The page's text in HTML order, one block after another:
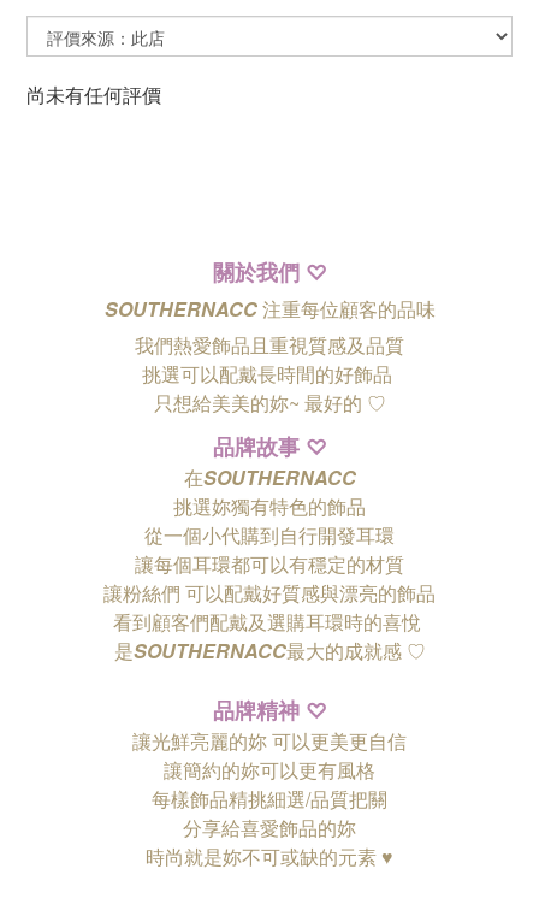
尚未有任何評價
關於我們 ♡
SOUTHERNACC注重每位顧客的品味
我們熱愛飾品且重視質感及品質
挑選可以配戴長時間的好飾品
只想給美美的妳~ 最好的 ♡
品牌故事 ♡
在SOUTHERNACC
挑選妳獨有特色的飾品
從一個小代購到自行開發耳環
讓每個耳環都可以有穩定的材質
讓粉絲們 可以配戴好質感與漂亮的飾品
看到顧客們配戴及選購耳環時的喜悅
是SOUTHERNACC最大的成就感 ♡
品牌精神 ♡
讓光鮮亮麗的妳 可以更美更自信
讓簡約的妳可以更有風格
每樣飾品精挑細選/品質把關
分享給喜愛飾品的妳
時尚就是妳不可或缺的元素 ♥